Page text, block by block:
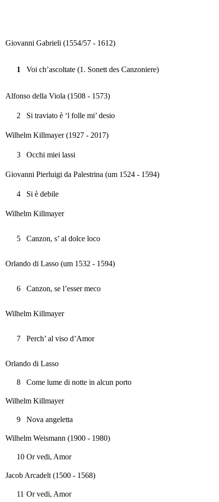
Giovanni Gabrieli (1554/57 - 1612)
1 Voi ch’ascoltate (1. Sonett des Canzoniere)
Alfonso della Viola (1508 - 1573)
2 Si traviato è ‘l folle mi’ desio
Wilhelm Killmayer (1927 - 2017)
3 Occhi miei lassi
Giovanni Pierluigi da Palestrina (um 1524 - 1594)
4 Si è debile
Wilhelm Killmayer
5 Canzon, s’ al dolce loco
Orlando di Lasso (um 1532 - 1594)
6 Canzon, se l’esser meco
Wilhelm Killmayer
7 Perch’ al viso d’Amor
Orlando di Lasso
8 Come lume di notte in alcun porto
Wilhelm Killmayer
9 Nova angeletta
Wilhelm Weismann (1900 - 1980)
10 Or vedi, Amor
Jacob Arcadelt (1500 - 1568)
11 Or vedi, Amor